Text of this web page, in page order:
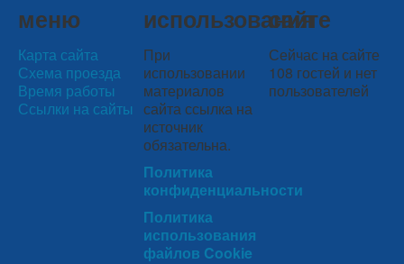
меню
Карта сайта
Схема проезда
Время работы
Ссылки на сайты
использования
При
использовании
материалов
сайта ссылка на
источник
обязательна.
Политика
конфиденциальности
Политика
использования
файлов Cookie
сайте
Сейчас на сайте
108 гостей и нет
пользователей